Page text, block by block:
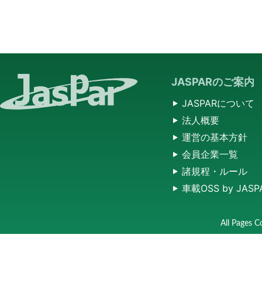
JASPARのご案内
JASPARについて
法人概要
運営の基本方針
会員企業一覧
諸規程・ルール
車載OSS by
All Pages